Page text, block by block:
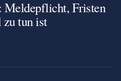
Meldepflicht, Fristen
tun ist